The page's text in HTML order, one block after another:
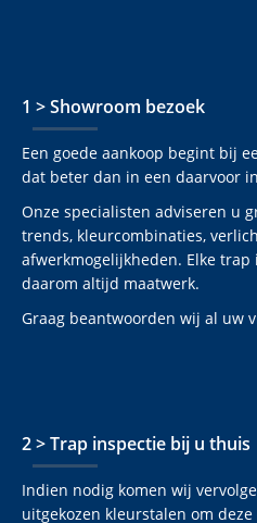
1 > Showroom bezoek
Een goede aankoop begint bij
dat beter dan in een daarvoor
Onze specialisten adviseren u
trends, kleurcombinaties,
afwerkmogelijkheden. Elke
daarom altijd maatwerk.
Graag beantwoorden wij al uw
2 > Trap inspectie bij u thuis
Indien nodig komen wij
uitgekozen kleurstalen om